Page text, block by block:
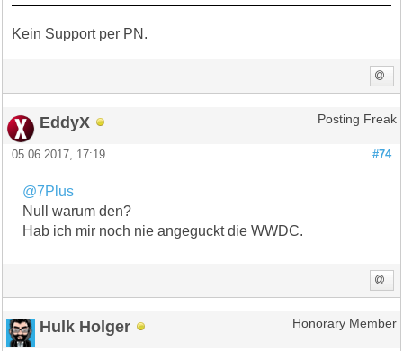
Kein Support per PN.
EddyX Posting Freak
#74
05.06.2017, 17:19
@7Plus
Null warum den?
Hab ich mir noch nie angeguckt die WWDC.
Hulk Holger Honorary Member